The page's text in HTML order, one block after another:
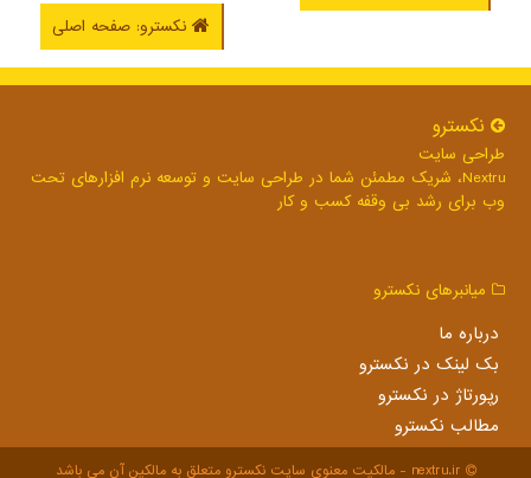
نکسترو: صفحه اصلی
نكسترو
طراحی سایت
Nextru، شریک مطمئن شما در طراحی سایت و توسعه نرم افزارهای تحت
وب برای رشد بی وقفه کسب و کار
میانبرهای نكسترو
درباره ما
بک لینک در نكسترو
رپورتاژ در نكسترو
مطالب نكسترو